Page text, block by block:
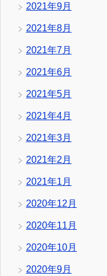
2021年9月
2021年8月
2021年7月
2021年6月
2021年5月
2021年4月
2021年3月
2021年2月
2021年1月
2020年12月
2020年11月
2020年10月
2020年9月